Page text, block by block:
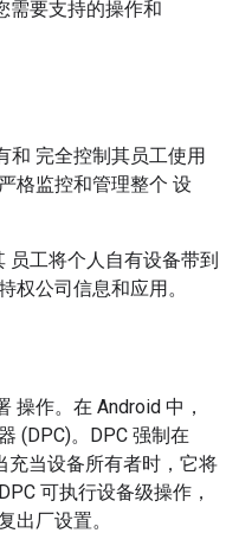
需要支持的操作和
和 完全控制其员工使用
格监控和管理整个 设
员工将个人自有设备带到
权公司信息和应用。
操作。在 Android 中，
(DPC)。DPC 强制在
充当设备所有者时，它将
可执行设备级操作，
出厂设置。